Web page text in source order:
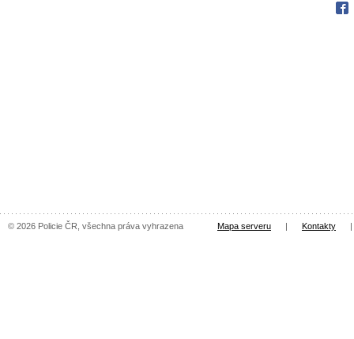
© 2026 Policie ČR, všechna práva vyhrazena Mapa serveru | Kontakty |